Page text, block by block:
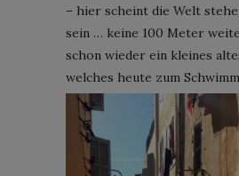
– hier scheint die Welt
sein … keine 100 Meter
schon wieder ein kleines
welches heute zum